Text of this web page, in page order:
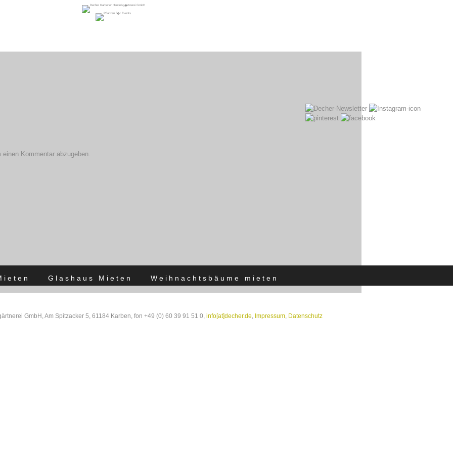
Kommentar abzugeben.
Glashaus Mieten Weihnachtsbäume mieten
GmbH, Am Spitzacker 5, 61184 Karben, fon +49 (0) 60 39 91 51 0, info[at]decher.de Impressum Datenschutz